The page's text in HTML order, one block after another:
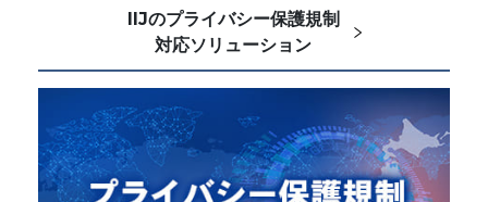
IIJのプライバシー保護規制
対応ソリューション